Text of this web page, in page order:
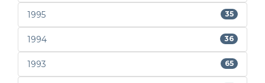
1995 35
1994 36
1993 65